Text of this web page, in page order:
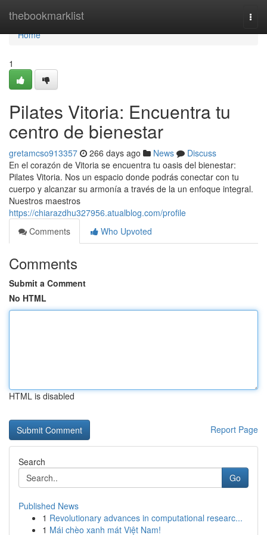
thebookmarklist
Home
Home
1
Pilates Vitoria: Encuentra tu
centro de bienestar
gretamcso913357 266 days ago News
Discuss
En el corazón de Vitoria se encuentra tu oasis del bienestar:
Pilates Vitoria. Nos un espacio donde podrás conectar con tu
cuerpo y alcanzar su armonía a través de la un enfoque integral.
Nuestros maestros
https://chiarazdhu327956.atualblog.com/profile
Comments
Who Upvoted
Comments
Submit a Comment
No HTML
HTML is disabled
Report Page
Search
Go
Published News
1 Revolutionary advances in computational researc...
1 Mái chèo xanh mát Việt Nam!